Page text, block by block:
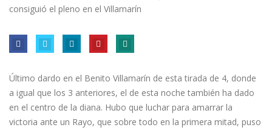
Último dardo en el Benito Villamarín de esta tirada de 4, donde
a igual que los 3 anteriores, el de esta noche también ha dado
en el centro de la diana. Hubo que luchar para amarrar la
victoria ante un Rayo, que sobre todo en la primera mitad, puso